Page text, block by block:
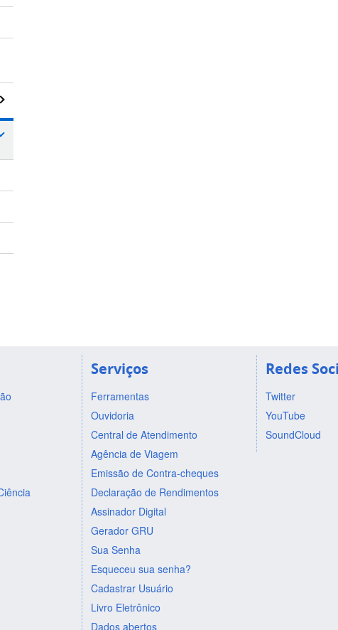
Serviços
Ferramentas
Ouvidoria
Central de Atendimento
Agência de Viagem
Emissão de Contra-cheques
Declaração de Rendimentos
Assinador Digital
Gerador GRU
Sua Senha
Esqueceu sua senha?
Cadastrar Usuário
Livro Eletrônico
Dados abertos
Redes
Twitter
YouTube
SoundCloud